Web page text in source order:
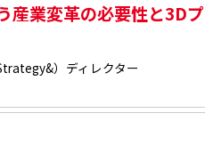
産業変革の必要性と3Dプ
）ディレクター